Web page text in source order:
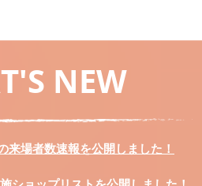
NEW
場者数速報を公開しました！